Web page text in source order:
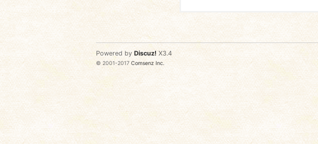
Powered by Discuz! X3.4
© 2001-2017Comsenz Inc.